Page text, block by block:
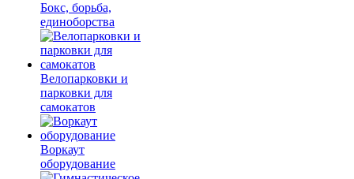
Бокс, борьба,
единоборства
Велопарковки и
парковки для
самокатов
Воркаут
оборудование